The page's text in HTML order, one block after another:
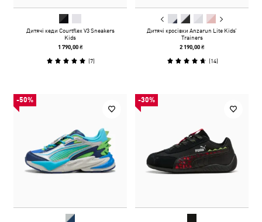
Дитячі кеди Courtflex V3 Sneakers
Kids
1 790,00 ₴
(7)
Дитячі кросівки Anzarun Lite Kids’
Trainers
2 190,00 ₴
(14)
-50% -30%